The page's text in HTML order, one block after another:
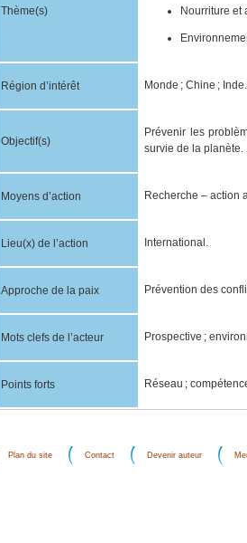
Thème(s) Nourriture et
Région d’intérêt Monde ; Chine ; Inde.
Objectif(s)
Prévenir les
survie de la planète.
Moyens d’action Recherche – action
Lieu(x) de l’action International.
Approche de la paix Prévention des
Mots clefs de l’acteur Prospective ;
Points forts Réseau ;
Plan du site Contact Devenir auteur